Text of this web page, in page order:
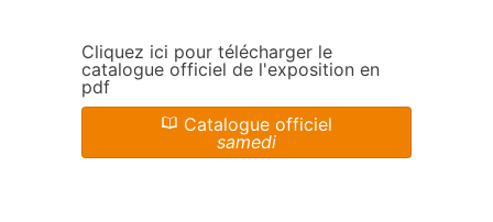
Cliquez ici pour télécharger le
catalogue officiel de l'exposition en
pdf
Catalogue officiel
samedi